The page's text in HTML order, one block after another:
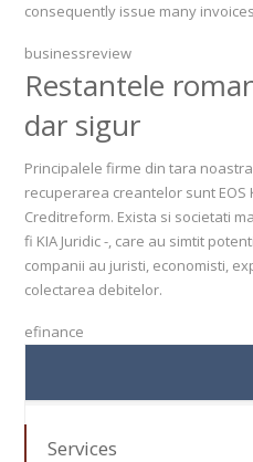
consequently issue many
businessreview
Restantele
dar sigur
Principalele firme din tara
recuperarea creantelor sunt EOS
Creditreform. Exista si societati
fi KIA Juridic -, care au simtit
companii au juristi, economisti,
colectarea debitelor.
efinance
Services